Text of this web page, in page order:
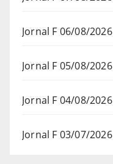
Jornal F 06/08/2026
Jornal F 05/08/2026
Jornal F 04/08/2026
Jornal F 03/07/2026